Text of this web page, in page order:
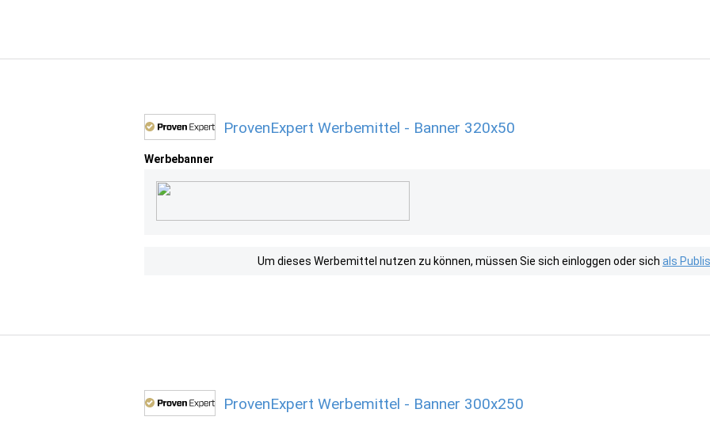
ProvenExpert Werbemittel - Banner 320x50
Werbebanner
Um dieses Werbemittel nutzen zu können, müssen Sie sich einloggen oder sich als
ProvenExpert Werbemittel - Banner 300x250